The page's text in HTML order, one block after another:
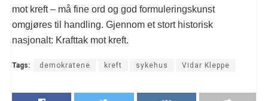
mot kreft – må fine ord og god formuleringskunst
omgjøres til handling. Gjennom et stort historisk
nasjonalt: Krafttak mot kreft.
Tags: demokratene kreft sykehus Vidar Kleppe